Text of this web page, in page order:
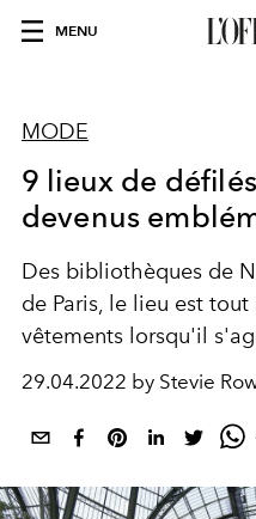
MENU
MODE
9 lieux de
devenus
Des bibliothèques de
de Paris, le lieu est
vêtements lorsqu'il
29.04.2022 by Stevie